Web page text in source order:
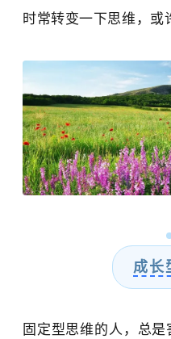
时常转变一下思维，或
成长
固定型思维的人，总是